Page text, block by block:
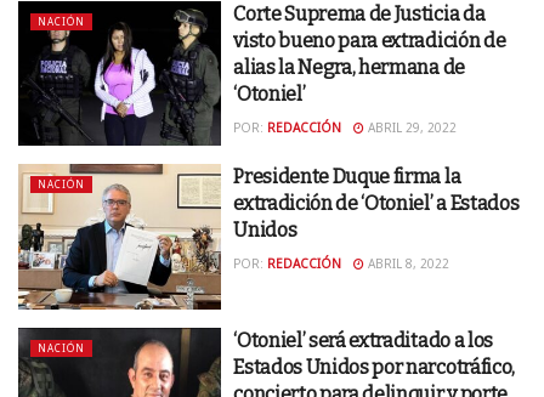
NACIÓN
Corte Suprema de Justicia da
visto bueno para extradición de
alias la Negra, hermana de
‘Otoniel’
POR: REDACCIÓN ABRIL 29, 2022
NACIÓN
Presidente Duque firma la
extradición de ‘Otoniel’ a Estados
Unidos
POR: REDACCIÓN ABRIL 8, 2022
NACIÓN
‘Otoniel’ será extraditado a los
Estados Unidos por narcotráfico,